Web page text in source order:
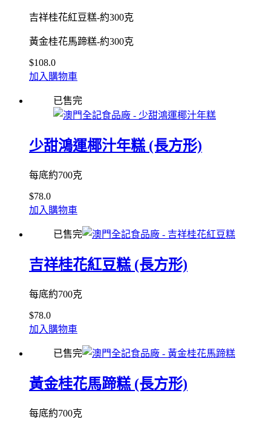
吉祥桂花紅豆糕-約300克
黃金桂花馬蹄糕-約300克
$108.0
加入購物車
已售完
少甜鴻運椰汁年糕 (長方形)
每底約700克
$78.0
加入購物車
已售完
吉祥桂花紅豆糕 (長方形)
每底約700克
$78.0
加入購物車
已售完
黃金桂花馬蹄糕 (長方形)
每底約700克